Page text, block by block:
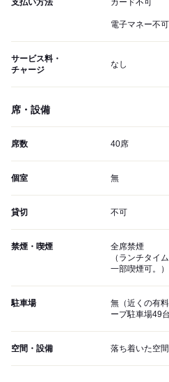
支払い方法 カード不可
電子マネー不可
サービス料・
チャージ
なし
席・設備
席数 40席
個室 無
貸切 不可
禁煙・喫煙
全席禁煙
（ランチタイ
一部喫煙可。）
駐車場
無（近くの有
ープ駐車場49
空間・設備 落ち着いた空間